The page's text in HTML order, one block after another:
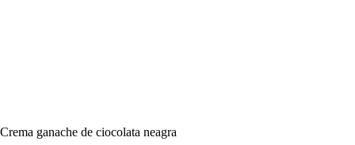
Crema ganache de ciocolata neagra